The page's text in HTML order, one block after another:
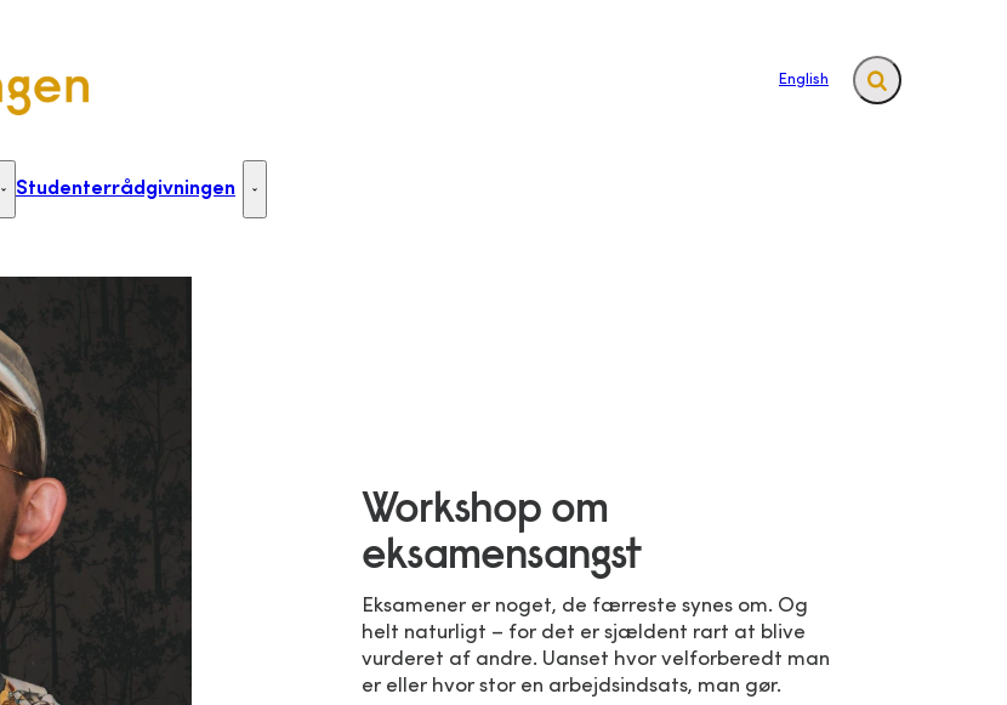
English Fold søgefelt ud
Til uddannelsesinstitutioner - Flere links
Studenterrådgivningen Studenterrådgivningen - Flere links
Workshop om
eksamensangst
Eksamener er noget, de færreste synes om. Og
helt naturligt – for det er sjældent rart at blive
vurderet af andre. Uanset hvor velforberedt man
er eller hvor stor en arbejdsindsats, man gør.